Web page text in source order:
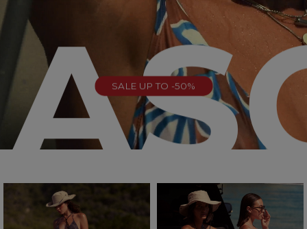
SALE UP TO -50%